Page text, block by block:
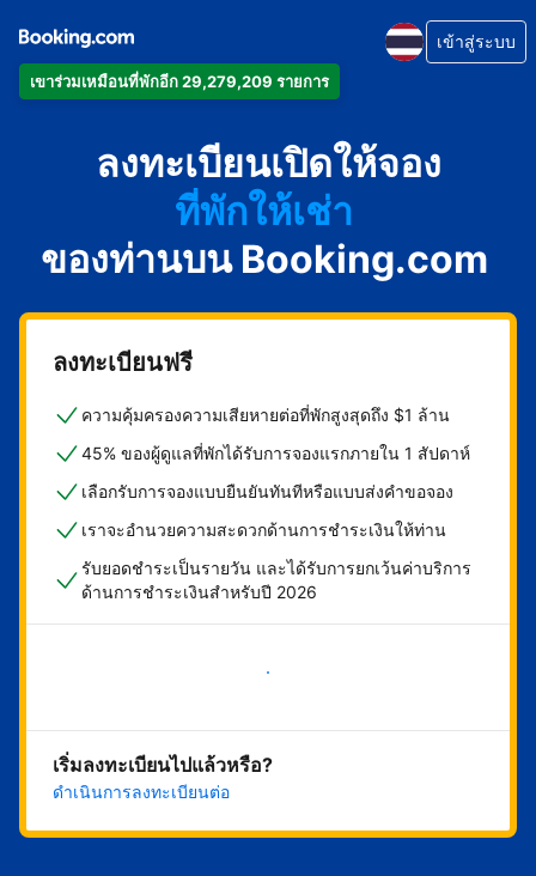
เข้าร่วมเหมือนที่พักอีก 29,279,209 รายการ
เข้าสู่ระบบ
ลงทะเบียนเปิดให้จอง
อพาร์ตเมนต์
โรงแรม
ที่พักให้เช่า
เกสต์เฮาส์
บีแอนด์บี
ของท่านบน Booking.com
ลงทะเบียนฟรี
ความคุ้มครองความเสียหายต่อที่พักสูงสุดถึง $1 ล้าน
45% ของผู้ดูแลที่พักได้รับการจองแรกภายใน 1 สัปดาห์
เลือกรับการจองแบบยืนยันทันทีหรือแบบส่งคำขอจอง
เราจะอำนวยความสะดวกด้านการชำระเงินให้ท่าน
รับยอดชำระเป็นรายวัน และได้รับการยกเว้นค่าบริการ
ด้านการชำระเงินสำหรับปี 2026
เริ่มดำเนินการเลย
เริ่มลงทะเบียนไปแล้วหรือ?
ดำเนินการลงทะเบียนต่อ